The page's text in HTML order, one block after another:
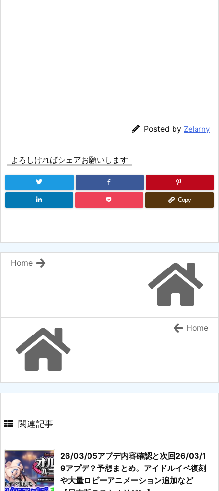
Posted by Zelarny
よろしければシェアお願いします
Copy
Home
Home
関連記事
26/03/05アプデ内容確認と次回26/03/1
9アプデ？予想まとめ。アイドルイベ復刻
や大量ロビーアニメーション追加など